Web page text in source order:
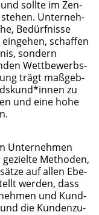
soll­te im Zen­
Unter­neh­
Bedürf­nis­se
schaf­fen
son­dern
Wett­be­werbs­
trägt maß­geb­
zu
und eine hohe
Unter­neh­men
Metho­den,
auf allen Ebe­
wer­den, dass
und Kund­
die Kun­den­zu­